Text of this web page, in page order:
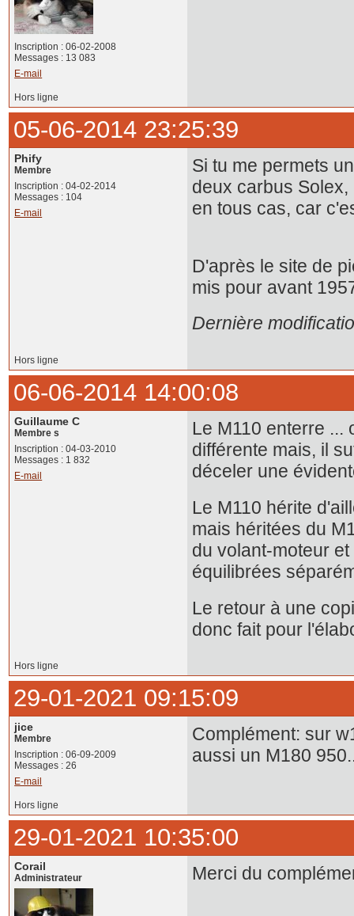
Inscription : 06-02-2008
Messages : 13 083
E-mail
Hors ligne
05-06-2014 23:25:39
Phify
Membre
Inscription : 04-02-2014
Messages : 104
E-mail
Si tu me permets
deux carbus
en tous cas, car
D'après le site de
mis pour avant
Dernière
Hors ligne
06-06-2014 14:00:08
Guillaume C
Membre s
Inscription : 04-03-2010
Messages : 1 832
E-mail
Le M110 enterre ...
différente mais, il
déceler une
Le M110 hérite
mais héritées du
du volant-moteur
équilibrées
Le retour à une
donc fait pour
Hors ligne
29-01-2021 09:15:09
jice
Membre
Inscription : 06-09-2009
Messages : 26
E-mail
Complément: sur
aussi un M180
Hors ligne
29-01-2021 10:35:00
Corail
Administrateur Merci du